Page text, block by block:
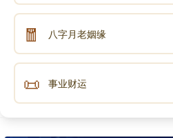
肯定是肾阳不足，应该在睡觉
肚脐、背后的命门都要盖好。
睡眠法因人而异，下面介
简单的压腿，然后在床上自然
身毛孔随呼吸一张一合，若能
🧧 八字月老姻缘
📜 事业财运